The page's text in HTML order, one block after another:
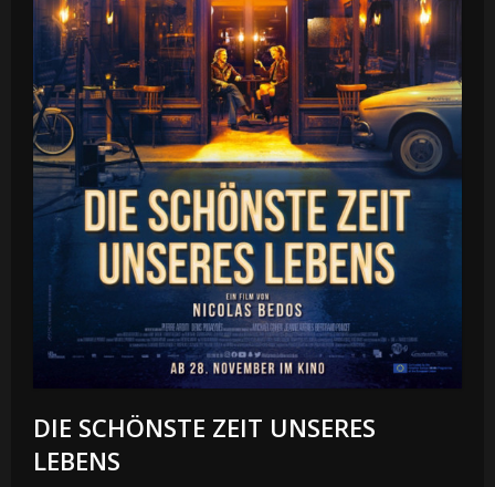
DIE SCHÖNSTE ZEIT UNSERES
LEBENS